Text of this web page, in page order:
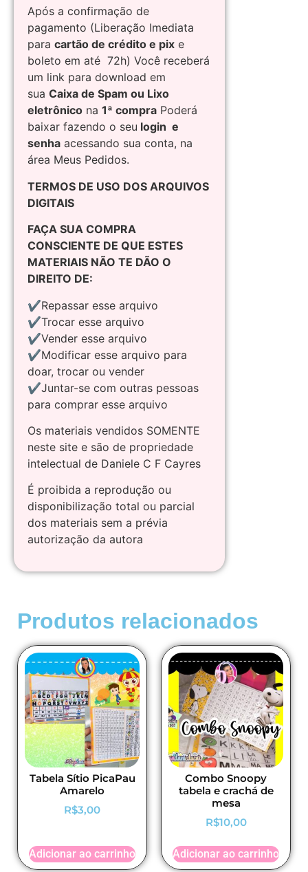
Após a confirmação de
pagamento (Liberação Imediata
para cartão de crédito e pix e
boleto em até 72h) Você receberá
um link para download em
sua Caixa de Spam ou Lixo
eletrônico na 1ª compra Poderá
baixar fazendo o seu login e
senha acessando sua conta, na
área Meus Pedidos.
TERMOS DE USO DOS ARQUIVOS
DIGITAIS
FAÇA SUA COMPRA
CONSCIENTE DE QUE ESTES
MATERIAIS NÃO TE DÃO O
DIREITO DE:
✔Repassar esse arquivo
✔Trocar esse arquivo
✔Vender esse arquivo
✔Modificar esse arquivo para
doar, trocar ou vender
✔Juntar-se com outras pessoas
para comprar esse arquivo
Os materiais vendidos SOMENTE
neste site e são de propriedade
intelectual de Daniele C F Cayres
É proibida a reprodução ou
disponibilização total ou parcial
dos materiais sem a prévia
autorização da autora
Produtos relacionados
Tabela Sítio PicaPau
Amarelo
R$3,00
Adicionar ao carrinho
Combo Snoopy
tabela e crachá de
mesa
R$10,00
Adicionar ao carrinho